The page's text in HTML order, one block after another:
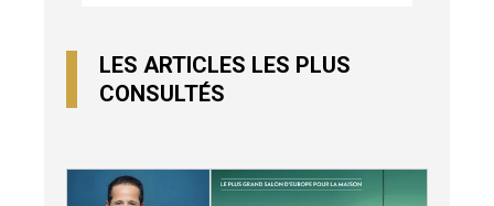
LES ARTICLES LES PLUS
CONSULTÉS